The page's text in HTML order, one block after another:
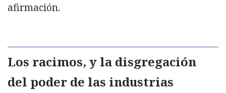
afirmación.
Los racimos, y la disgregación
del poder de las industrias